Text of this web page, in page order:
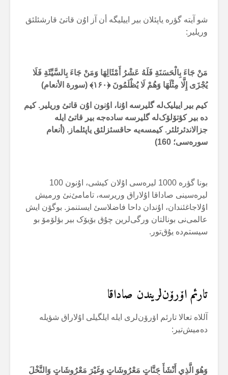
شو آیتە گؤرە یاپئلان بیر اییلیگە أن آز اوُن قاتئ قارشئلئق
وریلیر:
مَنْ جَاءَ بِالْحَسَنَةِ فَلَهُ عَشْرُ أَمْثَالِهَا وَمَنْ جَاءَ بِالسَّيِّئَةِ فَلَا
يُجْزَى إِلَّا مِثْلَهَا وَهُمْ لَا يُظْلَمُونَ ﴿۱۶۰﴾ (سورة الأنعام)
کیم بیر اییلیک‌لە گلیرسە اۇنا، اۇنون اۇن قاتئ وریلیر. کیم
دە بیر کؤتۆلۆک‌لە گلیرسە سادەجە بیر قاتئ ایلە
جزالاندئرئلئر. کیمسەیە حاقسئزلئق یاپئلماز. (أنعام
سورەسی؛ 160)
بونا گؤرە 1000 لیرەسی اۇلان کیشی، اۇنون 100
لیرەسینی صاداقا اۇلاراق وریرسە، تامامئ‌نئ ورمیش
اۇلاجاغئندان، اۇندان داحا فاضلاسئ ایستنمز. بوگۆن ایش
عالمی‌نی بونالتان ورگی‌لرین چۇق بۆیۆک بیر بؤلۆمۆ بو
سیستم‌دە یۇق‌تور.
تارئم اۆرۆن‌لریندن صاداقا
آللاە تعالا تارئم اۆرۆن‌لری ایلە ایلگیلی اۇلاراق شؤیلە
دەمیش‌تیر:
وَهُوَ الَّذِي أَنْشَأَ جَنَّاتٍ مَعْرُوشَاتٍ وَغَيْرَ مَعْرُوشَاتٍ وَالنَّخْلَ